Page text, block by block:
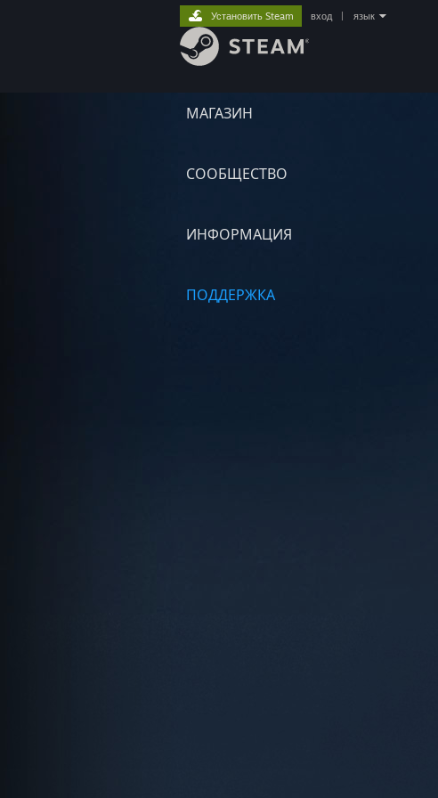
МАГАЗИН
СООБЩЕСТВО
ИНФОРМАЦИЯ
ПОДДЕРЖКА
Установить Steam вход язык